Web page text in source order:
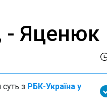
- Яценюк
з РБК-Україна у